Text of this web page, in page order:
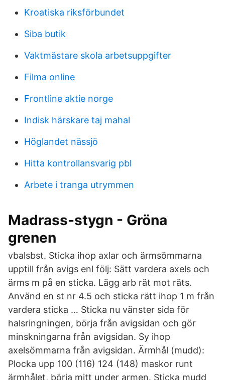
Kroatiska riksförbundet
Siba butik
Vaktmästare skola arbetsuppgifter
Filma online
Frontline aktie norge
Indisk härskare taj mahal
Höglandet nässjö
Hitta kontrollansvarig pbl
Arbete i tranga utrymmen
Madrass-stygn - Gröna
grenen
vbalsbst. Sticka ihop axlar och ärmsömmarna
upptill från avigs enl följ: Sätt vardera axels och
ärms m på en sticka. Lägg arb rät mot räts.
Använd en st nr 4.5 och sticka rätt ihop 1 m från
vardera sticka … Sticka nu vänster sida för
halsringningen, börja från avigsidan och gör
minskningarna från avigsidan. Sy ihop
axelsömmarna från avigsidan. Ärmhål (mudd):
Plocka upp 100 (116) 124 (148) maskor runt
ärmhålet, börja mitt under armen. Sticka mudd